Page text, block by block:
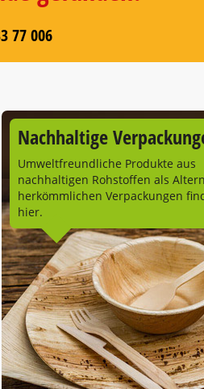
77 006
Nachhaltige
Umweltfreundliche Produkte aus
nachhaltigen Rohstoffen als
herkömmlichen Verpackungen
hier.